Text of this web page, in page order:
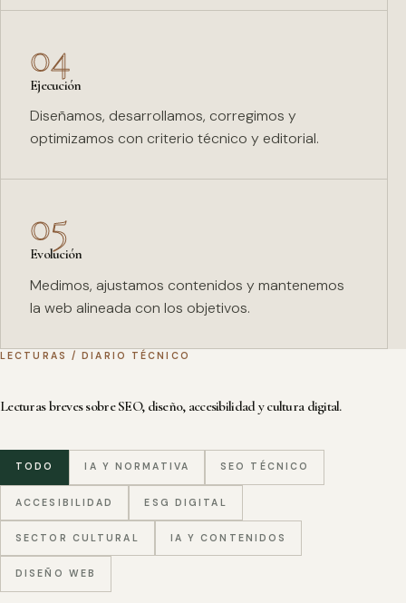
04
Ejecución
Diseñamos, desarrollamos, corregimos y
optimizamos con criterio técnico y editorial.
05
Evolución
Medimos, ajustamos contenidos y mantenemos
la web alineada con los objetivos.
LECTURAS / DIARIO TÉCNICO
Lecturas breves sobre SEO, diseño, accesibilidad y cultura digital.
TODO IA Y NORMATIVA SEO TÉCNICO
ACCESIBILIDAD ESG DIGITAL
SECTOR CULTURAL IA Y CONTENIDOS
DISEÑO WEB